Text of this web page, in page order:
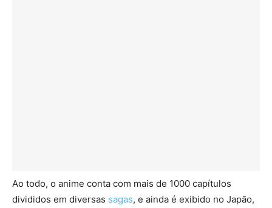
Ao todo, o anime conta com mais de 1000 capítulos
divididos em diversas sagas, e ainda é exibido no Japão,